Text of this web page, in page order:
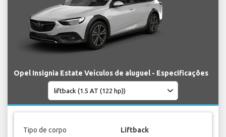
Opel Insignia Estate Veículos de aluguel - Especificações
Tipo de corpo Liftback